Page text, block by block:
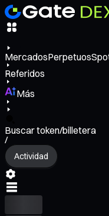
MercadosPerpetuos
Referidos
Más
Buscar token/billetera
/
Actividad